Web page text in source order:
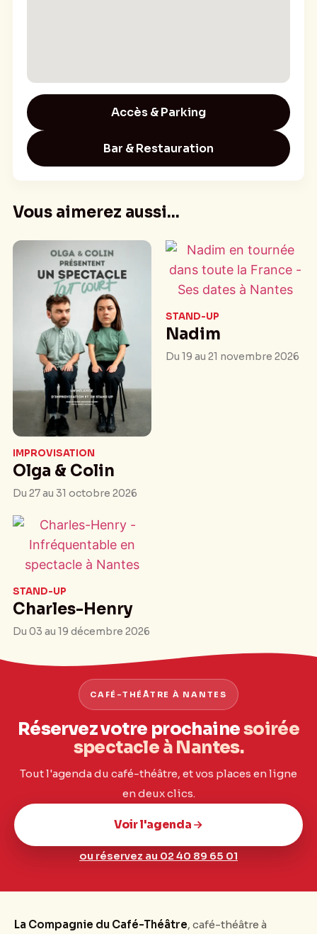
Accès & Parking
Bar & Restauration
Vous aimerez aussi...
IMPROVISATION
Olga & Colin
Du 27 au 31 octobre 2026
STAND-UP
Nadim
Du 19 au 21 novembre 2026
STAND-UP
Charles-Henry
Du 03 au 19 décembre 2026
CAFÉ-THÉÂTRE À NANTES
Réservez votre prochainesoirée
spectacle à Nantes.
Tout l'agenda du café-théâtre, et vos places en ligne
en deux clics.
Voir l'agenda
ou réservez au 02 40 89 65 01
La Compagnie du Café-Théâtre, café-théâtre à